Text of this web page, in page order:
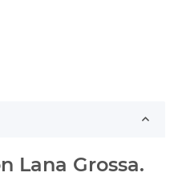
Lana Grossa.